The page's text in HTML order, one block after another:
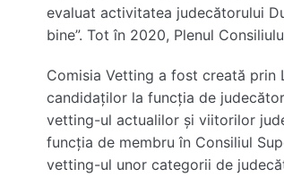
evaluat activitatea judecătorului
bine”. Tot în 2020, Plenul
Comisia Vetting a fost creată prin
candidaților la funcția de
vetting-ul actualilor și viitorilor
funcția de membru în Consiliul
vetting-ul unor categorii de